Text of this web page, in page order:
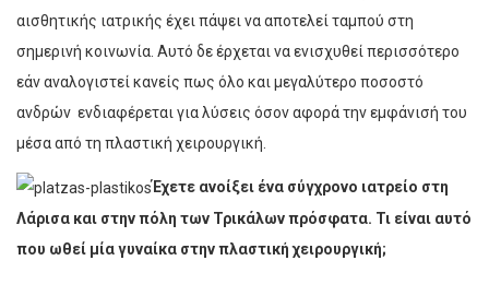
αισθητικής ιατρικής έχει πάψει να αποτελεί ταμπού στη
σημερινή κοινωνία. Αυτό δε έρχεται να ενισχυθεί περισσότερο
εάν αναλογιστεί κανείς πως όλο και μεγαλύτερο ποσοστό
ανδρών ενδιαφέρεται για λύσεις όσον αφορά την εμφάνισή του
μέσα από τη πλαστική χειρουργική.
Έχετε ανοίξει ένα σύγχρονο ιατρείο στη
Λάρισα και στην πόλη των Τρικάλων πρόσφατα. Τι είναι αυτό
που ωθεί μία γυναίκα στην πλαστικήχειρουργική;